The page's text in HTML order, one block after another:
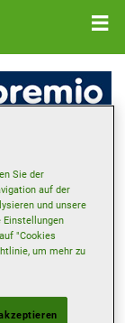
Sie der
auf der
und unsere
Einstellungen
"Cookies
um mehr zu